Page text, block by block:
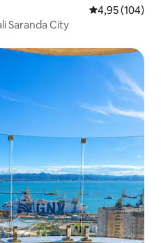
Gemiddelde
4,95 (104)
Saranda City